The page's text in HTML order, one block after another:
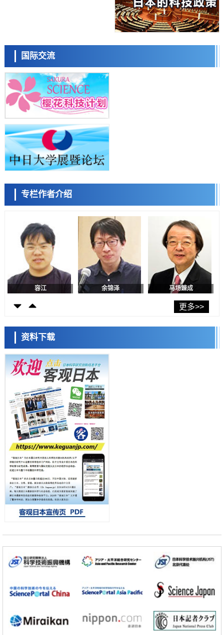
日本东北大学与横滨橡胶全球首次从纳米尺度揭示橡胶—黄铜粘接界面
劣化抑制机制，为提升轮胎安全性与耐久性的材料设计开辟道路
成为新型功能性材料
科学研究
群马大学开发针对难治性癫痫的新型基因疗法，利用超小型GAD67启动
科学研究
九州大学揭示夜间眼压升高机制：两种激素波动叠加所致
科学研究
东京都产技研采用新手法开发出可稳定工作至300℃的介电材料，已验
证电容器可在汽车发动机等高温环境下工作
经济・社会
日本生成式AI使用者占比一年内翻倍，但与中美德仍有较大差距
政策
日本修订首都直下型地震紧急对策：目标为死亡人数至少减半，重点强
科学研究
福井大学发现细胞记忆过往并抑制反应的机制，阐明即便DNA相同反应
迥异之谜
神户大学确认口服癌症疫苗B440单药给药的安全性，在转移性尿路上皮
癌患者中开展临床试验
政策
日本发布《令和8年版科学技术与创新白皮书》，解读第七期基本计划
首年度政策方向
科学研究
东京大学发现可诱导细胞死亡的新型信使物质
科学研究
东京都健康长寿医疗中心跨器官揭示衰老过程中的糖链变化
产总研无需石油利用松脂制备石墨前驱体，可作为电池电极材料
科学研究
东京大学和海上保安厅等发现南海海槽沿线板块边界锁定状态存在区域
差异
政策
日本第2次医疗研究开发调整费，根据一线实际情况和需求分配99.3亿
日元
科学研究
千叶大学鉴定出导致难治性疾病“肺高血压症”恶化的蛋白质“MYL9/12”，
会引发血管结构恶化
科学研究
京都大学高效生成光的构成单元“光子”，可应用于量子计算机
科学研究
开发出300亿年仅误差1秒的光晶格钟，构建网络将其打造为下一代社会
基础设施
经济・社会
日本成立“以人为本AI联盟”——力争借助AI拓展社会公众创造力，依托
产学合作推进研发
科学研究
带大量基因的人工细胞
政策
展研究
科学研究
科学研究
开发出300亿年仅误差1秒的光晶格钟，构建网络将其打造为下一代社会
国际交流
专栏作者介绍
小岩井忠道 泷川 进 戴维
陈小牧
容江 余锦泽 马场錬成
小岩井忠道 泷川 进
更多>>
资料下载